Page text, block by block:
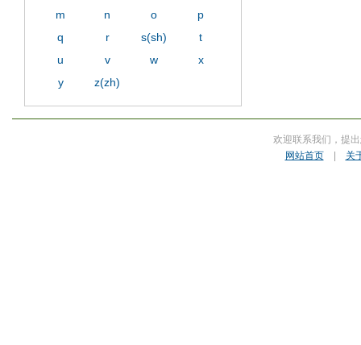
m
n o
p
q
r s(sh)
t
u
v w
x
y
z(zh)
欢迎联系我们，提
网站首页| 关